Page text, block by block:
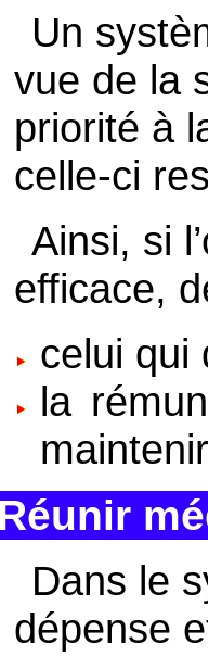
Un
vue de la
priorité à
celle-ci
Ainsi, si
efficace,
celui qui
la
Dans le
dépense